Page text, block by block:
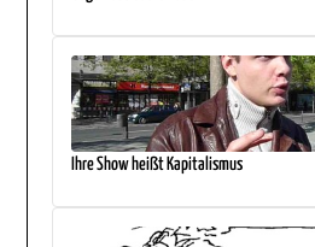
Ihre Show heißt Kapitalismus